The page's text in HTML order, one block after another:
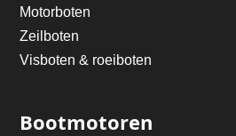
Motorboten
Zeilboten
Visboten & roeiboten
Bootmotoren